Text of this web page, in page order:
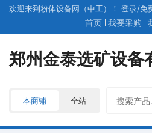
欢迎来到粉体设备网（中工）！ 登录/免
首页 我要采购
郑州金泰选矿设备
本商铺 全站